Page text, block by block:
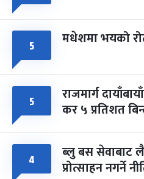
५ मधेशमा भयको
५ राजमार्ग
कर ५ प्रतिशत
४ ब्लु बस सेवाबाट
प्रोत्साहन नगर्ने